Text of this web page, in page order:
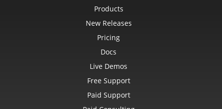
Products
New Releases
Pricing
Docs
Live Demos
Free Support
Paid Support